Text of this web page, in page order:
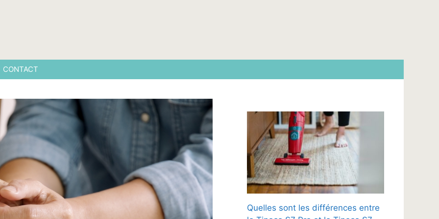
CONTACT
Quelles sont les différences entre